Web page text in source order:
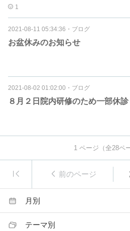
1
2021-08-11 05:34:36 ・ ブログ
お盆休みのお知らせ
2021-08-02 01:02:00 ・ ブログ
８月２日院内研修のため一部休診
1ページ（全28ペ
前のページ
月別
テーマ別